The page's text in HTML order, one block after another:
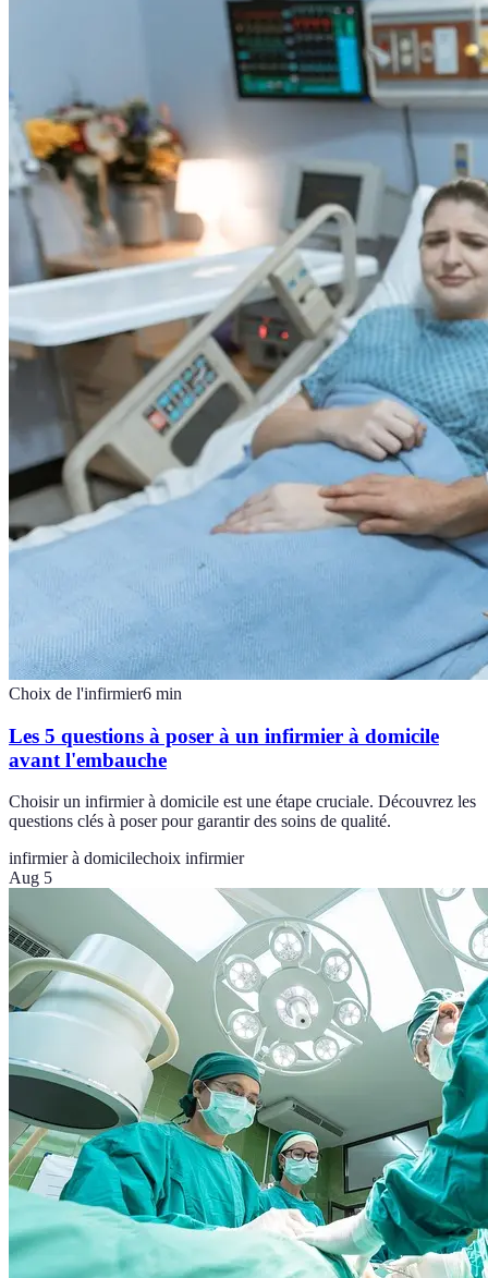
Choix de l'infirmier6 min
Les 5 questions à poser à un infirmier à domicile
avant l'embauche
Choisir un infirmier à domicile est une étape cruciale. Découvrez les
questions clés à poser pour garantir des soins de qualité.
infirmier à domicilechoix infirmier
Aug 5